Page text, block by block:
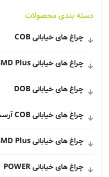
دسته بندی محصولات
چراغ های خیابانی COB
چراغ های خیابانی SMD Plus
چراغ های خیابانی DOB
چراغ های خیابانی COB آرسس
چراغ های خیابانی SMD Plus آرسس
چراغ های خیابانی POWER